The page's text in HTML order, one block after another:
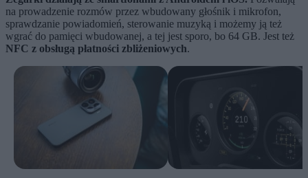
na prowadzenie rozmów przez wbudowany głośnik i mikrofon,
sprawdzanie powiadomień, sterowanie muzyką i możemy ją też
wgrać do pamięci wbudowanej, a tej jest sporo, bo 64 GB. Jest też
NFC z obsługą płatności zbliżeniowych.